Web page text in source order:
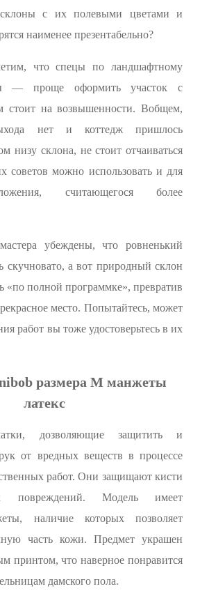
с их полевыми цветами и
наименее презентабельно?
что спецы по ландшафтному
— проще оформить участок с
стоит на возвышенности. Вобщем,
нет и коттедж пришлось
низу склона, не стоит отчаиваться
можно использовать и для
считающегося более
убеждены, что ровненький
скучновато, а вот природный склон
«по полной программке», превратив
место. Попытайтесь, может
работ вы тоже удостоверьтесь в их
размера М манжеты
латекс
дозволяющие защитить и
от вредных веществ в процессе
работ. Они защищают кисти
повреждений. Модель имеет
наличие которых позволяет
часть кожи. Предмет украшен
принтом, что наверное понравится
дамского пола.